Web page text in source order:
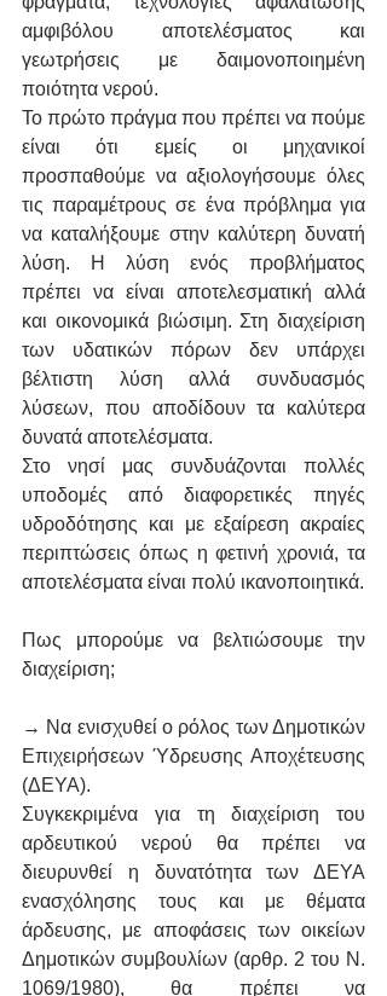
αμφιβόλου αποτελέσματος και
γεωτρήσεις με δαιμονοποιημένη
ποιότητα νερού.
Το πρώτο πράγμα που πρέπει να πούμε
είναι ότι εμείς οι μηχανικοί
προσπαθούμε να αξιολογήσουμε όλες
τις παραμέτρους σε ένα πρόβλημα για
να καταλήξουμε στην καλύτερη δυνατή
λύση. Η λύση ενός προβλήματος
πρέπει να είναι αποτελεσματική αλλά
και οικονομικά βιώσιμη. Στη διαχείριση
των υδατικών πόρων δεν υπάρχει
βέλτιστη λύση αλλά συνδυασμός
λύσεων, που αποδίδουν τα καλύτερα
δυνατά αποτελέσματα.
Στο νησί μας συνδυάζονται πολλές
υποδομές από διαφορετικές πηγές
υδροδότησης και με εξαίρεση ακραίες
περιπτώσεις όπως η φετινή χρονιά, τα
αποτελέσματα είναι πολύ ικανοποιητικά.
Πως μπορούμε να βελτιώσουμε την
διαχείριση;
→ Nα ενισχυθεί ο ρόλος των Δημοτικών
Επιχειρήσεων Ύδρευσης Αποχέτευσης
(ΔΕΥΑ).
Συγκεκριμένα για τη διαχείριση του
αρδευτικού νερού θα πρέπει να
διευρυνθεί η δυνατότητα των ΔΕΥΑ
ενασχόλησης τους και με θέματα
άρδευσης, με αποφάσεις των οικείων
Δημοτικών συμβουλίων (αρθρ. 2 του Ν.
1069/1980), θα πρέπει να